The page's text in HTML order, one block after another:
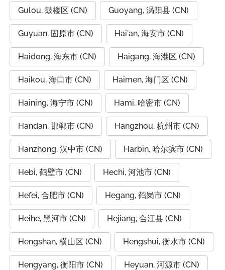
Gulou, 鼓楼区 (CN) Guoyang, 涡阳县 (CN)
Guyuan, 固原市 (CN) Hai'an, 海安市 (CN)
Haidong, 海东市 (CN) Haigang, 海港区 (CN)
Haikou, 海口市 (CN) Haimen, 海门区 (CN)
Haining, 海宁市 (CN) Hami, 哈密市 (CN)
Handan, 邯郸市 (CN) Hangzhou, 杭州市 (CN)
Hanzhong, 汉中市 (CN) Harbin, 哈尔滨市 (CN)
Hebi, 鹤壁市 (CN) Hechi, 河池市 (CN)
Hefei, 合肥市 (CN) Hegang, 鹤岗市 (CN)
Heihe, 黑河市 (CN) Hejiang, 合江县 (CN)
Hengshan, 横山区 (CN) Hengshui, 衡水市 (CN)
Hengyang, 衡阳市 (CN) Heyuan, 河源市 (CN)